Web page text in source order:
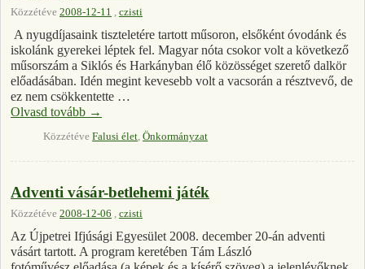
Közzétéve 2008-12-11 czisti
A nyugdíjasaink tiszteletére tartott műsoron, elsőként óvodánk és
iskolánk gyerekei léptek fel. Magyar nóta csokor volt a következő
műsorszám a Siklós és Harkányban élő közösséget szerető dalkör
előadásában. Idén megint kevesebb volt a vacsorán a résztvevő, de
ez nem csökkentette …
Olvasd tovább →
Közzétéve Falusi élet Önkormányzat
Adventi vásár-betlehemi játék
Közzétéve 2008-12-06 , czisti
Az Újpetrei Ifjúsági Egyesület 2008. december 20-án adventi
vásárt tartott. A program keretében Tám László